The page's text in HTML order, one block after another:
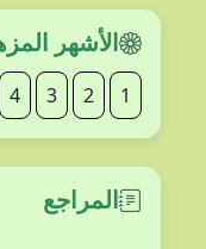
الأشهر
1
2
3
4
المراجع